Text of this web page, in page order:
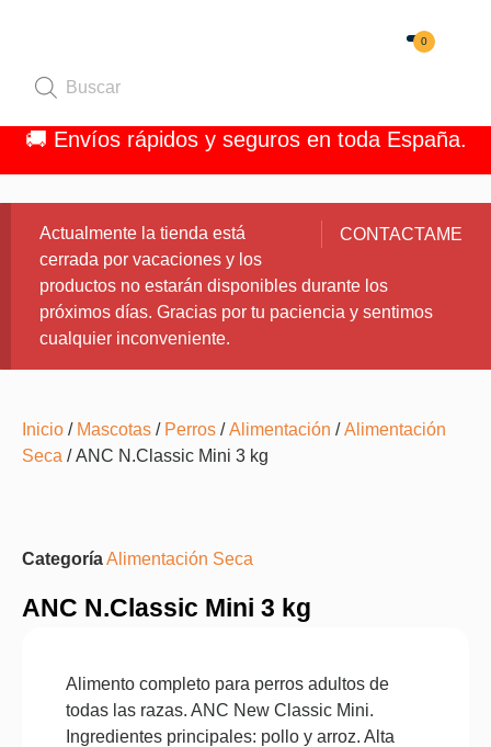
0
🚚 Envíos rápidos y seguros en toda España.
CONTACTAME
Actualmente la tienda está
cerrada por vacaciones y los
productos no estarán disponibles durante los
próximos días. Gracias por tu paciencia y sentimos
cualquier inconveniente.
Inicio / Mascotas / Perros /Alimentación /Alimentación
Seca / ANC N.Classic Mini 3 kg
CategoríaAlimentación Seca
ANC N.Classic Mini 3 kg
Alimento completo para perros adultos de
todas las razas. ANC New Classic Mini.
Ingredientes principales: pollo y arroz. Alta